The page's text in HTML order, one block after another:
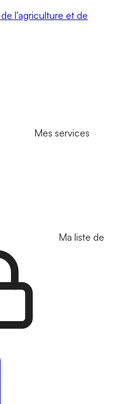
l'agriculture et de
Mes services
Ma liste de